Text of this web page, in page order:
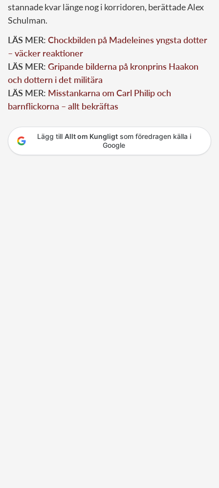
stannade kvar länge nog i korridoren, berättade Alex
Schulman.
LÄS MER: Chockbilden på Madeleines yngsta dotter
– väcker reaktioner
LÄS MER: Gripande bilderna på kronprins Haakon
och dottern i det militära
LÄS MER: Misstankarna om Carl Philip och
barnflickorna – allt bekräftas
Lägg till Allt om Kungligtsom föredragen källa i
Google